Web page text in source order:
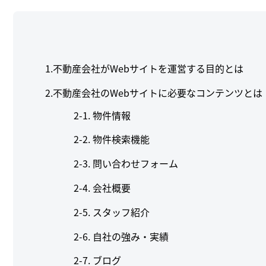
1.不動産会社がWebサイトを運営する目的とは
2.不動産会社のWebサイトに必要なコンテンツとは
物件情報
物件検索機能
問い合わせフォーム
会社概要
スタッフ紹介
自社の強み・実績
ブログ